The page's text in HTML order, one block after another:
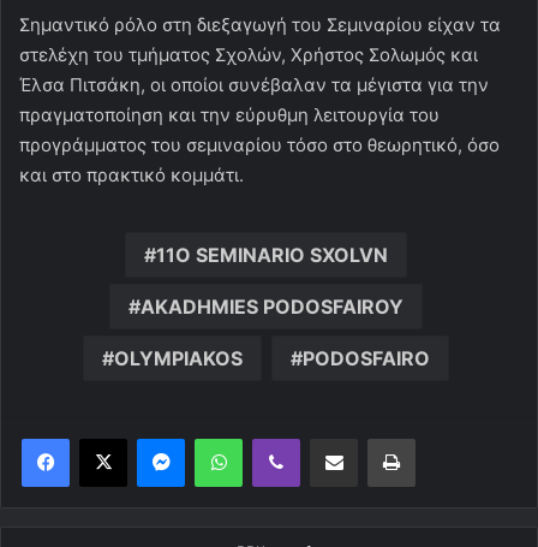
Σημαντικό ρόλο στη διεξαγωγή του Σεμιναρίου είχαν τα
στελέχη του τμήματος Σχολών, Χρήστος Σολωμός και
Έλσα Πιτσάκη, οι οποίοι συνέβαλαν τα μέγιστα για την
πραγματοποίηση και την εύρυθμη λειτουργία του
προγράμματος του σεμιναρίου τόσο στο θεωρητικό, όσο
και στο πρακτικό κομμάτι.
11O SEMINARIO SXOLVN
AKADHMIES PODOSFAIROY
OLYMPIAKOS PODOSFAIRO
MessengerWhatsAppViber Κοινοποίηση μέσω ηλεκτρονικού ταχυδρομείουΕκτύπωση